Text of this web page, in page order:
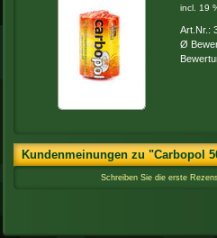
incl. 19
Art.Nr.:
Ø
Kundenmeinungen zu "Carbopol
Schreiben Sie die erste